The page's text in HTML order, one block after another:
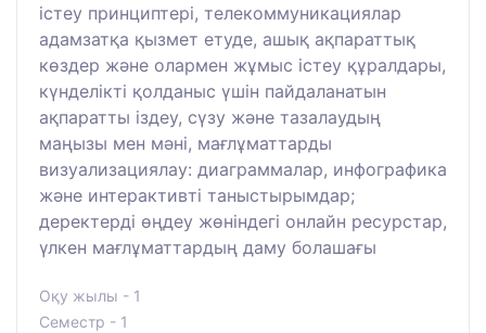
істеу принциптері, телекоммуникациялар
адамзатқа қызмет етуде, ашық ақпараттық
көздер және олармен жұмыс істеу құралдары,
күнделікті қолданыс үшін пайдаланатын
ақпаратты іздеу, сүзу және тазалаудың
маңызы мен мәні, мағлұматтарды
визуализациялау: диаграммалар, инфографика
және интерактивті таныстырымдар;
деректерді өңдеу жөніндегі онлайн ресурстар,
үлкен мағлұматтардың даму болашағы
Оқу жылы - 1
Семестр - 1